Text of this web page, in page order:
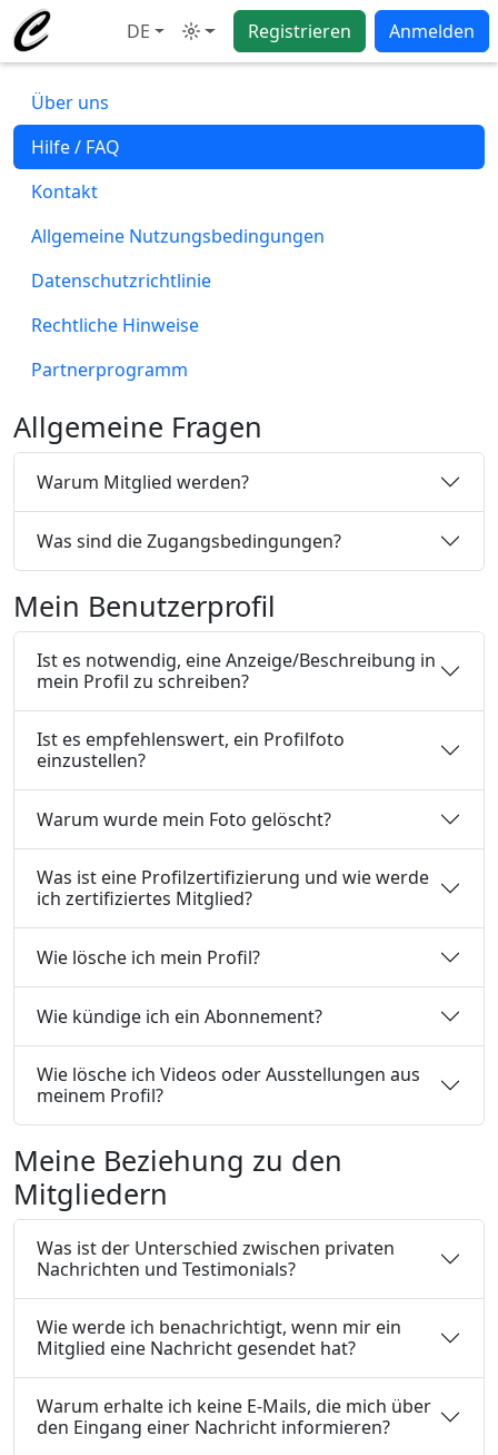
DE Modus Registrieren Anmelden
Über uns
Hilfe / FAQ
Kontakt
Allgemeine Nutzungsbedingungen
Datenschutzrichtlinie
Rechtliche Hinweise
Partnerprogramm
Allgemeine Fragen
Warum Mitglied werden?
Was sind die Zugangsbedingungen?
Mein Benutzerprofil
Ist es notwendig, eine Anzeige/Beschreibung in
mein Profil zu schreiben?
Ist es empfehlenswert, ein Profilfoto
einzustellen?
Warum wurde mein Foto gelöscht?
Was ist eine Profilzertifizierung und wie werde
ich zertifiziertes Mitglied?
Wie lösche ich mein Profil?
Wie kündige ich ein Abonnement?
Wie lösche ich Videos oder Ausstellungen aus
meinem Profil?
Meine Beziehung zu den
Mitgliedern
Was ist der Unterschied zwischen privaten
Nachrichten und Testimonials?
Wie werde ich benachrichtigt, wenn mir ein
Mitglied eine Nachricht gesendet hat?
Warum erhalte ich keine E-Mails, die mich über
den Eingang einer Nachricht informieren?